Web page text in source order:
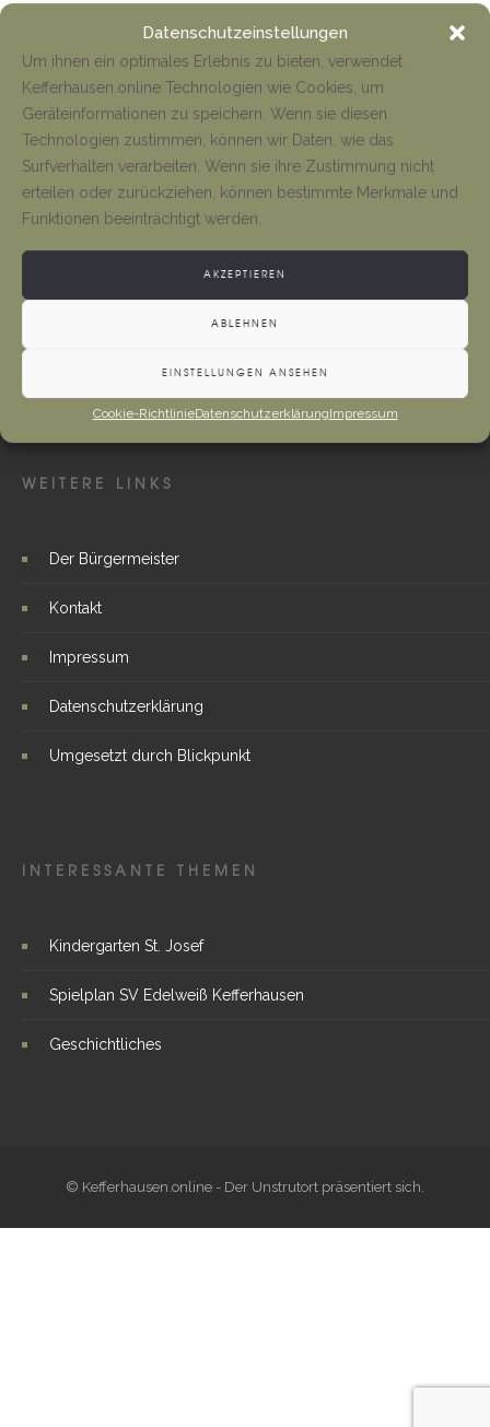
Datenschutzeinstellungen
Um ihnen ein optimales Erlebnis zu bieten, verwendet
Kefferhausen.online Technologien wie Cookies, um
Geräteinformationen zu speichern. Wenn sie diesen
Technologien zustimmen, können wir Daten, wie das
Surfverhalten verarbeiten. Wenn sie ihre Zustimmung nicht
erteilen oder zurückziehen, können bestimmte Merkmale und
Funktionen beeinträchtigt werden.
AKZEPTIEREN
ABLEHNEN
EINSTELLUNGEN ANSEHEN
Cookie-RichtlinieDatenschutzerklärungImpressum
Neueröffnung Gaststätte
Tino Jäger 1. August 2026
Gottesdienste und Vermeldungen
Tino Jäger 1. August 2026
WEITERE LINKS
Der Bürgermeister
Kontakt
Impressum
Datenschutzerklärung
Umgesetzt durch Blickpunkt
INTERESSANTE THEMEN
Kindergarten St. Josef
Spielplan SV Edelweiß Kefferhausen
Geschichtliches
© Kefferhausen.online - Der Unstrutort präsentiert sich.